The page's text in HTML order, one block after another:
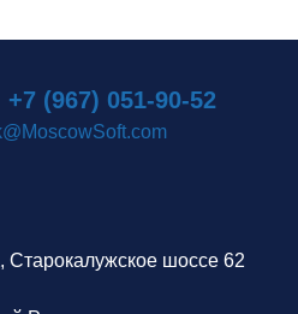
+7 (967) 051-90-52
Старокалужское шоссе 62